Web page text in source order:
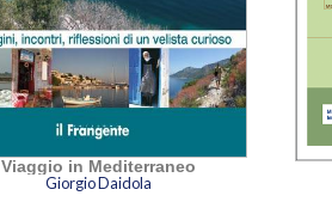
Viaggio in Mediterraneo
Giorgio Daidola